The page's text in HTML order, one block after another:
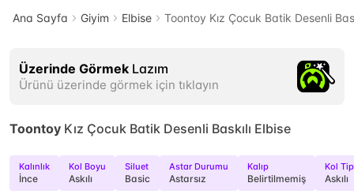
Ana Sayfa Giyim Elbise Toontoy Kız Çocuk Batik Desenli
Üzerinde Görmek Lazım
Ürünü üzerinde görmek için tıklayın
Toontoy Kız Çocuk Batik Desenli Baskılı Elbise
Kalınlık
İnce
Kol Boyu
Askılı
Siluet
Basic
Astar Durumu
Astarsız
Kalıp
Belirtilmemiş
Kol
Askılı